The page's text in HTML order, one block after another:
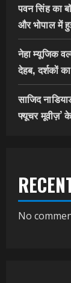
पवन सिंह का
और भोपाल में
नेहा म्यूजिक
देहब, दर्शकों
साजिद
फ्यूचर मूवीज़’
No